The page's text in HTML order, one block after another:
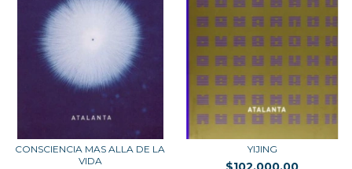
CONSCIENCIA MAS ALLA DE LA
VIDA
YIJING